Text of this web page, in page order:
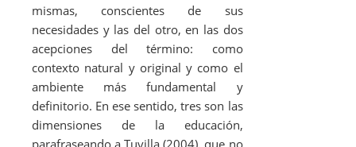
mismas, conscientes de sus
necesidades y las del otro, en las dos
acepciones del término: como
contexto natural y original y como el
ambiente más fundamental y
definitorio. En ese sentido, tres son las
dimensiones de la educación,
parafraseando a Tuvilla (2004), que no